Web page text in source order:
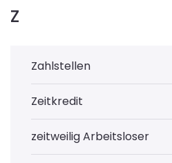
Z
Zahlstellen
Zeitkredit
zeitweilig Arbeitsloser